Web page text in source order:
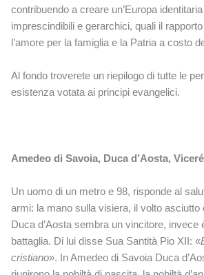
contribuendo a creare un’Europa
imprescindibili e gerarchici, quali il
l’amore per la famiglia e la Patria a costo
Al fondo troverete un riepilogo di tutte le
esistenza votata ai principi evangelici.
Amedeo di Savoia, Duca d’Aosta,
Un uomo di un metro e 98, risponde al
armi: la mano sulla visiera, il volto
Duca d’Aosta sembra un vincitore,
battaglia. Di lui disse Sua Santità Pio XII: «
cristiano». In Amedeo di Savoia Duca